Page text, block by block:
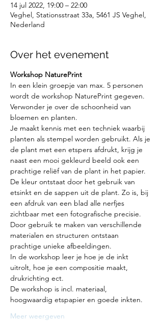
14 jul 2022, 19:00 – 22:00
Veghel, Stationsstraat 33a, 5461 JS Veghel,
Nederland
Over het evenement
Workshop NaturePrint
In een klein groepje van max. 5 personen
wordt de workshop NaturePrint gegeven.
Verwonder je over de schoonheid van
bloemen en planten.
Je maakt kennis met een techniek waarbij
planten als stempel worden gebruikt. Als je
de plant met een etspers afdrukt, krijg je
naast een mooi gekleurd beeld ook een
prachtige reliëf van de plant in het papier.
De kleur ontstaat door het gebruik van
etsinkt en de sappen uit de plant. Zo is, bij
een afdruk van een blad alle nerfjes
zichtbaar met een fotografische precisie.
Door gebruik te maken van verschillende
materialen en structuren ontstaan
prachtige unieke afbeeldingen.
In de workshop leer je hoe je de inkt
uitrolt, hoe je een compositie maakt,
drukrichting ect.
De workshop is incl. materiaal,
hoogwaardig etspapier en goede inkten.
Meer weergeven